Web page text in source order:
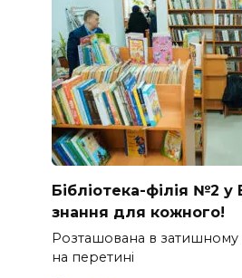
Бібліотека-філія №2 у
знання для кожного!
Розташована в затишному
на перетині